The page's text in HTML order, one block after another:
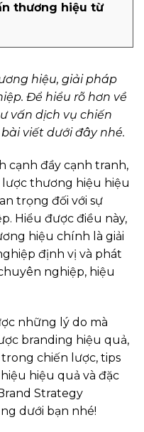
thương hiệu từ
hiệu, giải pháp
Để hiểu rõ hơn về
vấn dịch vụ chiến
viết dưới đây nhé.
cạnh đầy cạnh tranh,
thương hiệu hiệu
trọng đối với sự
Hiểu được điều này,
hiệu chính là giải
định vị và phát
nghiệp, hiệu
những lý do mà
branding hiệu quả,
chiến lược, tips
hiệu quả và đặc
Strategy
dưới bạn nhé!